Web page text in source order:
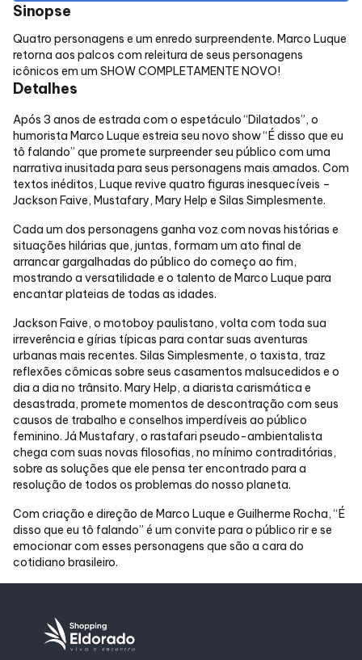
Sinopse
Quatro personagens e um enredo surpreendente. Marco Luque
retorna aos palcos com releitura de seus personagens
icônicos em um SHOW COMPLETAMENTE NOVO!
Detalhes
Após 3 anos de estrada com o espetáculo “Dilatados”, o
humorista Marco Luque estreia seu novo show “É disso que eu
tô falando” que promete surpreender seu público com uma
narrativa inusitada para seus personagens mais amados. Com
textos inéditos, Luque revive quatro figuras inesquecíveis –
Jackson Faive, Mustafary, Mary Help e Silas Simplesmente.
Cada um dos personagens ganha voz com novas histórias e
situações hilárias que, juntas, formam um ato final de
arrancar gargalhadas do público do começo ao fim,
mostrando a versatilidade e o talento de Marco Luque para
encantar plateias de todas as idades.
Jackson Faive, o motoboy paulistano, volta com toda sua
irreverência e gírias típicas para contar suas aventuras
urbanas mais recentes. Silas Simplesmente, o taxista, traz
reflexões cômicas sobre seus casamentos malsucedidos e o
dia a dia no trânsito. Mary Help, a diarista carismática e
desastrada, promete momentos de descontração com seus
causos de trabalho e conselhos imperdíveis ao público
feminino. Já Mustafary, o rastafari pseudo-ambientalista
chega com suas novas filosofias, no mínimo contraditórias,
sobre as soluções que ele pensa ter encontrado para a
resolução de todos os problemas do nosso planeta.
Com criação e direção de Marco Luque e Guilherme Rocha, “É
disso que eu tô falando” é um convite para o público rir e se
emocionar com esses personagens que são a cara do
cotidiano brasileiro.